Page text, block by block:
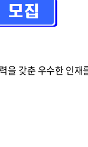
을 갖춘 우수한 인재